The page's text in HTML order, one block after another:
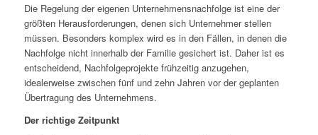
Die Regelung der eigenen Unternehmensnachfolge ist eine der
größten Herausforderungen, denen sich Unternehmer stellen
müssen. Besonders komplex wird es in den Fällen, in denen die
Nachfolge nicht innerhalb der Familie gesichert ist. Daher ist es
entscheidend, Nachfolgeprojekte frühzeitig anzugehen,
idealerweise zwischen fünf und zehn Jahren vor der geplanten
Übertragung des Unternehmens.
Der richtige Zeitpunkt